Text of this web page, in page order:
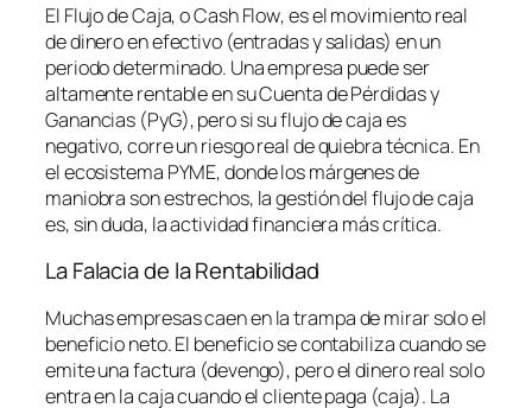
El Flujo de Caja, oCash Flow, es el movimiento real
de dinero en efectivo (entradas y salidas) en un
periodo determinado. Una empresa puede ser
altamente rentable en su Cuenta de Pérdidas y
Ganancias (PyG), pero si su flujo de caja es
negativo, corre un riesgo real de quiebra técnica. En
el ecosistema PYME, donde los márgenes de
maniobra son estrechos, la gestión del flujo de caja
es, sin duda, la actividad financiera más crítica.
La Falacia de la Rentabilidad
Muchas empresas caen en la trampa de mirar solo el
beneficio neto. El beneficio se contabiliza cuando se
emite una factura (devengo), pero el dinero real solo
entra en la caja cuando el cliente paga (caja). La